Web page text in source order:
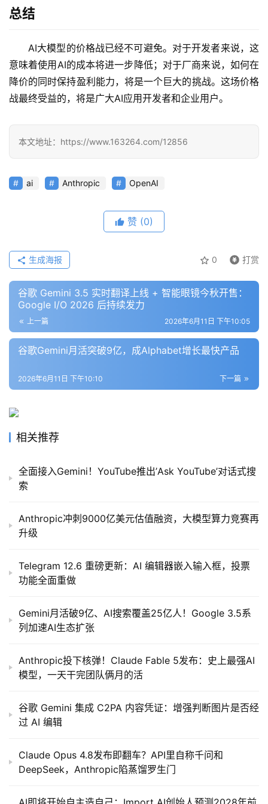
应
行
业
/
教
型
框
架
报
告
登录 注册
总结
AI大模型的价格战已经不可避免。对于开发者来说，这
意味着使用AI的成本将进一步降低；对于厂商来说，如何在
降价的同时保持盈利能力，将是一个巨大的挑战。这场价格
战最终受益的，将是广大AI应用开发者和企业用户。
本文地址：https://www.163264.com/12856
ai Anthropic OpenAI
赞 (0)
0 打赏
生成海报
谷歌 Gemini 3.5 实时翻译上线 + 智能眼镜今秋开售：
Google I/O 2026 后持续发力
上一篇 2026年6月11日 下午10:05
谷歌Gemini月活突破9亿，成Alphabet增长最快产品
下一篇
2026年6月11日 下午10:10
相关推荐
全面接入Gemini！YouTube推出’Ask YouTube’对话式搜
索
Anthropic冲刺9000亿美元估值融资，大模型算力竞赛再
升级
Telegram 12.6 重磅更新：AI 编辑器嵌入输入框，投票
功能全面重做
Gemini月活破9亿、AI搜索覆盖25亿人！Google 3.5系
列加速AI生态扩张
Anthropic投下核弹！Claude Fable 5发布：史上最强AI
模型，一天干完团队俩月的活
谷歌 Gemini 集成 C2PA 内容凭证：增强判断图片是否经
过 AI 编辑
Claude Opus 4.8发布即翻车？API里自称千问和
DeepSeek，Anthropic陷蒸馏罗生门